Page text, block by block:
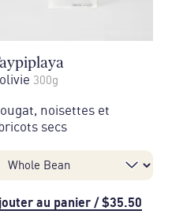
300g
noisettes et
secs
au panier / $35.50